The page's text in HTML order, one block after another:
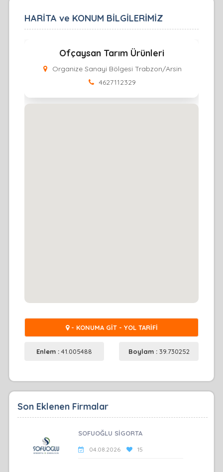
HARİTA ve KONUM BİLGİLERİMİZ
Ofçaysan Tarım Ürünleri
Organize Sanayi Bölgesi Trabzon/Arsin
4627112329
- KONUMA GİT - YOL TARİFİ
Enlem :41.005488 Boylam : 39.730252
Son Eklenen Firmalar
SOFUOĞLU SİGORTA
04.08.2026 15